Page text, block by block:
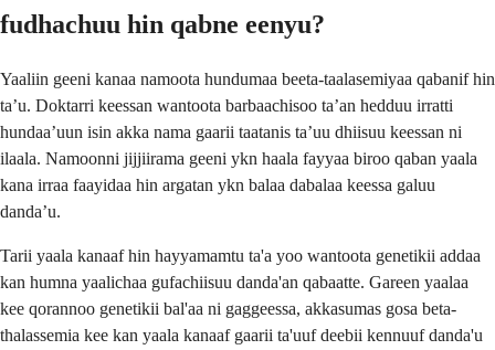
fudhachuu hin qabne eenyu?
Yaaliin geeni kanaa namoota hundumaa beeta-taalasemiyaa qabanif hin
ta’u. Doktarri keessan wantoota barbaachisoo ta’an hedduu irratti
hundaa’uun isin akka nama gaarii taatanis ta’uu dhiisuu keessan ni
ilaala. Namoonni jijjiirama geeni ykn haala fayyaa biroo qaban yaala
kana irraa faayidaa hin argatan ykn balaa dabalaa keessa galuu
danda’u.
Tarii yaala kanaaf hin hayyamamtu ta'a yoo wantoota genetikii addaa
kan humna yaalichaa gufachiisuu danda'an qabaatte. Gareen yaalaa
kee qorannoo genetikii bal'aa ni gaggeessa, akkasumas gosa beta-
thalassemia kee kan yaala kanaaf gaarii ta'uuf deebii kennuuf danda'u